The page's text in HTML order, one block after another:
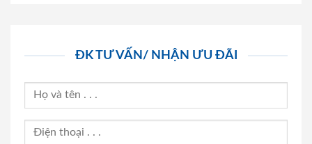
ĐK TƯ VẤN/ NHẬN ƯU ĐÃI